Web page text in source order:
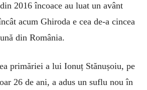
2016 încoace au luat un avânt
acum Ghiroda e cea de-a cincea
din România.
primăriei a lui Ionuț Stănușoiu, pe
26 de ani, a adus un suflu nou în